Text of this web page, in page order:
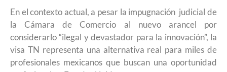
En el contexto actual, a pesar la impugnación judicial de
la Cámara de Comercio al nuevo arancel por
considerarlo “ilegal y devastador para la innovación”, la
visa TN representa una alternativa real para miles de
profesionales mexicanos que buscan una oportunidad